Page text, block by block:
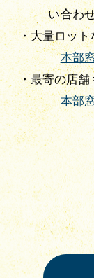
い合わ
・大量ロッ
本部
・最寄の店舗
本部